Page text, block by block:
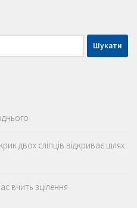
двох сліпців відкриває шлях
вчить зцілення